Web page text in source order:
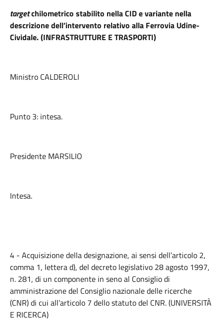
targetchilometrico stabilito nella CID e variante nella
descrizione dell’intervento relativo alla Ferrovia Udine-
Cividale. (INFRASTRUTTURE E TRASPORTI)
Ministro CALDEROLI
Punto 3: intesa.
Presidente MARSILIO
Intesa.
4 - Acquisizione della designazione, ai sensi dell’articolo 2,
comma 1, lettera d), del decreto legislativo 28 agosto 1997,
n. 281, di un componente in seno al Consiglio di
amministrazione del Consiglio nazionale delle ricerche
(CNR) di cui all’articolo 7 dello statuto del CNR. (UNIVERSITÀ
E RICERCA)